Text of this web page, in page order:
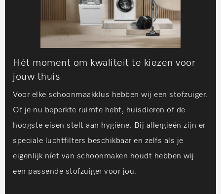
Hét moment om kwaliteit te kiezen voor
jouw thuis
Voor elke schoonmaakklus hebben wij een stofzuiger.
Of je nu beperkte ruimte hebt, huisdieren of de
hoogste eisen stelt aan hygiëne. Bij allergieën zijn er
speciale luchtfilters beschikbaar en zelfs als je
eigenlijk níet van schoonmaken houdt hebben wij
een passende stofzuiger voor jou.